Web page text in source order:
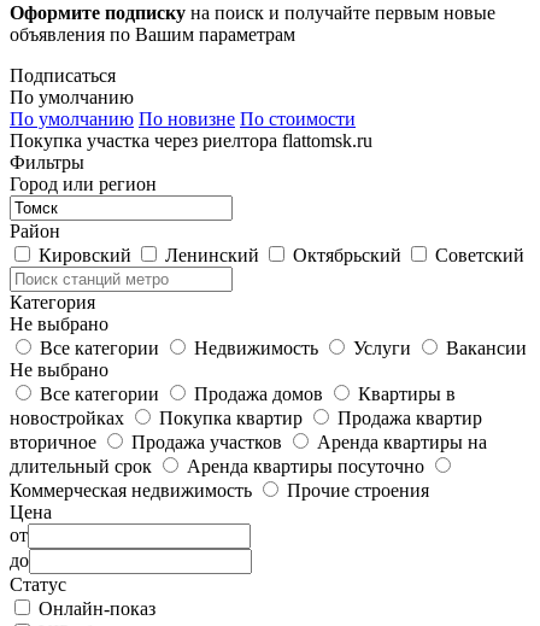
Оформите подписку на поиск и получайте первым новые
объявления по Вашим параметрам
Подписаться
По умолчанию
По умолчанию По новизне По стоимости
Покупка участка через риелтора flattomsk.ru
Фильтры
Город или регион
Район
Кировский
Ленинский Октябрьский Советский
Категория
Не выбрано
Все категории
Недвижимость Услуги
Вакансии
Не выбрано
Все категории
Продажа домов
Квартиры в
новостройках
Покупка квартир
Продажа квартир
вторичное
Продажа участков
Аренда квартиры на
длительный срок
Аренда квартиры посуточно
Коммерческая недвижимость
Прочие строения
Цена
от
до
Статус
Онлайн-показ